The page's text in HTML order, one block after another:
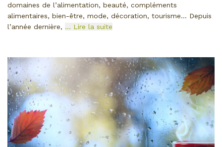
domaines de l’alimentation, beauté, compléments
alimentaires, bien-être, mode, décoration, tourisme… Depuis
l’année dernière, … Lire la suite